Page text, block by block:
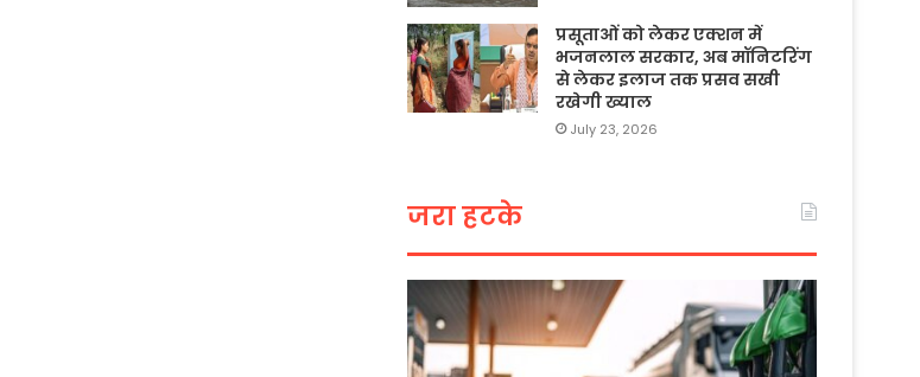
प्रसूताओं को लेकर एक्शन में
भजनलाल सरकार, अब मॉनिटरिंग
से लेकर इलाज तक प्रसव सखी
रखेगी ख्याल
July 23, 2026
जरा हटके